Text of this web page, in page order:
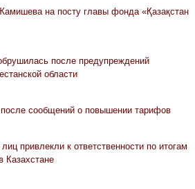
на посту главы фонда «Қазақстан
после предупреждений
области
сообщений о повышении тарифов
привлекли к ответственности по итогам
Казахстане